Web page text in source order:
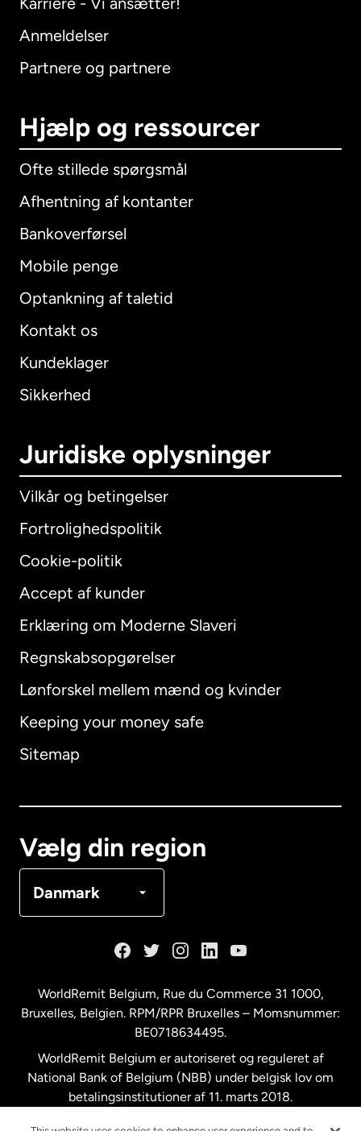
Anmeldelser
Partnere og partnere
Hjælp og ressourcer
Ofte stillede spørgsmål
Afhentning af kontanter
Bankoverførsel
Mobile penge
Optankning af taletid
Kontakt os
Kundeklager
Sikkerhed
Juridiske oplysninger
Vilkår og betingelser
Fortrolighedspolitik
Cookie-politik
Accept af kunder
Erklæring om Moderne Slaveri
Regnskabsopgørelser
Lønforskel mellem mænd og kvinder
Keeping your money safe
Sitemap
Vælg din region
Danmark
International English
Australien
Malaysia
New Zealand
WorldRemit Belgium, Rue du Commerce 31 1000,
Bruxelles, Belgien. RPM/RPR Bruxelles – Momsnummer:
BE0718634495.
WorldRemit Belgium er autoriseret og reguleret af
National Bank of Belgium (NBB) under belgisk lov om
betalingsinstitutioner af 11. marts 2018.